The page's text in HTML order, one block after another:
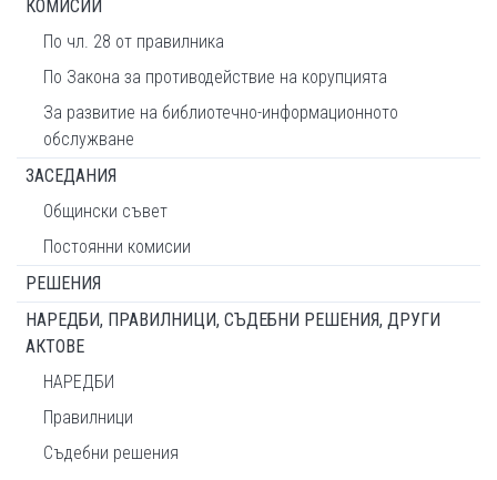
КОМИСИИ
По чл. 28 от правилника
По Закона за противодействие на корупцията
За развитие на библиотечно-информационното
обслужване
ЗАСЕДАНИЯ
Общински съвет
Постоянни комисии
РЕШЕНИЯ
НАРЕДБИ, ПРАВИЛНИЦИ, СЪДЕБНИ РЕШЕНИЯ, ДРУГИ
АКТОВЕ
НАРЕДБИ
Правилници
Съдебни решения